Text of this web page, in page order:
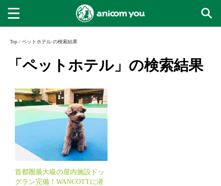
Top / ペットホテル の検索結果
「ペットホテル」の検索結果
首都圏最大級の屋内施設ドッ
グラン完備！WANCOTTに潜